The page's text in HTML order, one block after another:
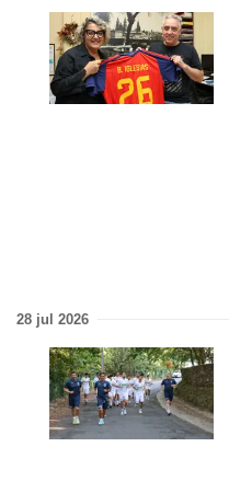
28 jul 2026